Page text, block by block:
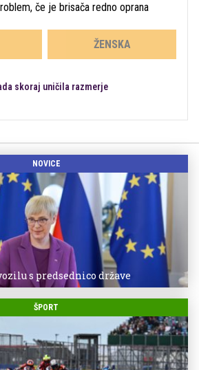
če je brisača redno oprana
ŽENSKA
skoraj uničila razmerje
NOVICE
s predsednico države
ŠPORT